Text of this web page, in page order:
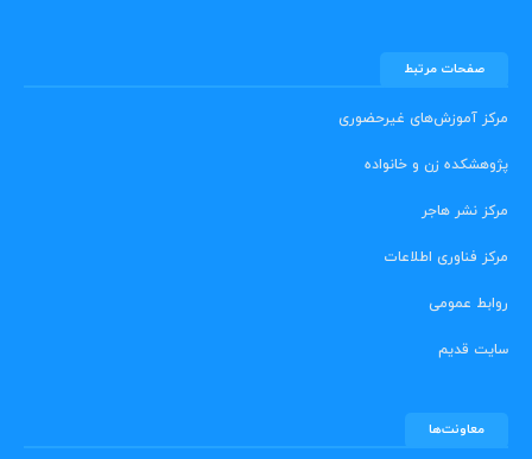
صفحات مرتبط
مرکز آموزش‌های غیرحضوری
پژوهشکده زن و خانواده
مرکز نشر هاجر
مرکز فناوری اطلاعات
روابط عمومی
سایت قدیم
معاونت‌ها